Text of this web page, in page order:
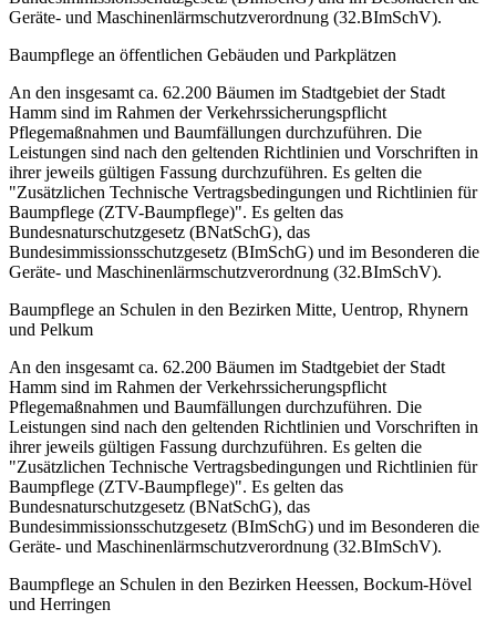
Geräte- und Maschinenlärmschutzverordnung (32.BImSchV).
Baumpflege an öffentlichen Gebäuden und Parkplätzen
An den insgesamt ca. 62.200 Bäumen im Stadtgebiet der Stadt
Hamm sind im Rahmen der Verkehrssicherungspflicht
Pflegemaßnahmen und Baumfällungen durchzuführen. Die
Leistungen sind nach den geltenden Richtlinien und Vorschriften in
ihrer jeweils gültigen Fassung durchzuführen. Es gelten die
"Zusätzlichen Technische Vertragsbedingungen und Richtlinien für
Baumpflege (ZTV-Baumpflege)". Es gelten das
Bundesnaturschutzgesetz (BNatSchG), das
Bundesimmissionsschutzgesetz (BImSchG) und im Besonderen die
Geräte- und Maschinenlärmschutzverordnung (32.BImSchV).
Baumpflege an Schulen in den Bezirken Mitte, Uentrop, Rhynern
und Pelkum
An den insgesamt ca. 62.200 Bäumen im Stadtgebiet der Stadt
Hamm sind im Rahmen der Verkehrssicherungspflicht
Pflegemaßnahmen und Baumfällungen durchzuführen. Die
Leistungen sind nach den geltenden Richtlinien und Vorschriften in
ihrer jeweils gültigen Fassung durchzuführen. Es gelten die
"Zusätzlichen Technische Vertragsbedingungen und Richtlinien für
Baumpflege (ZTV-Baumpflege)". Es gelten das
Bundesnaturschutzgesetz (BNatSchG), das
Bundesimmissionsschutzgesetz (BImSchG) und im Besonderen die
Geräte- und Maschinenlärmschutzverordnung (32.BImSchV).
Baumpflege an Schulen in den Bezirken Heessen, Bockum-Hövel
und Herringen